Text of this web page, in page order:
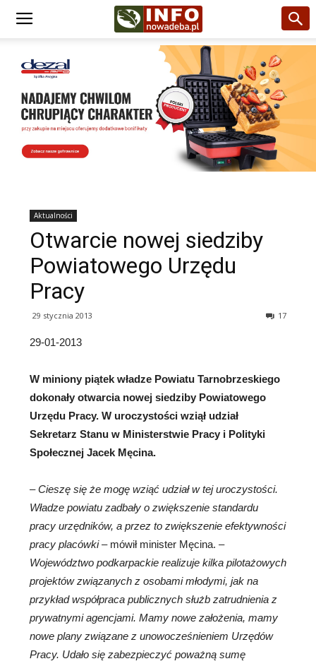
Aktualności
Otwarcie nowej siedziby
Powiatowego Urzędu
Pracy
29 stycznia 2013 17
29-01-2013
W miniony piątek władze Powiatu Tarnobrzeskiego
dokonały otwarcia nowej siedziby Powiatowego
Urzędu Pracy. W uroczystości wziął udział
Sekretarz Stanu w Ministerstwie Pracy i Polityki
Społecznej Jacek Męcina.
–Cieszę się że mogę wziąć udział w tej uroczystości.
Władze powiatu zadbały o zwiększenie standardu
pracy urzędników, a przez to zwiększenie efektywności
pracy placówki– mówił minister Męcina. –
Województwo podkarpackie realizuje kilka pilotażowych
projektów związanych z osobami młodymi, jak na
przykład współpraca publicznych służb zatrudnienia z
prywatnymi agencjami. Mamy nowe założenia, mamy
nowe plany związane z unowocześnieniem Urzędów
Pracy. Udało się zabezpieczyć poważną sumę